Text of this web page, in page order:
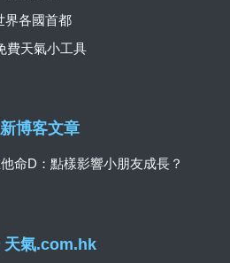
天氣.com.hk
界各國首都
費天氣小工具
博客文章
命D：點樣影響小朋友成長？